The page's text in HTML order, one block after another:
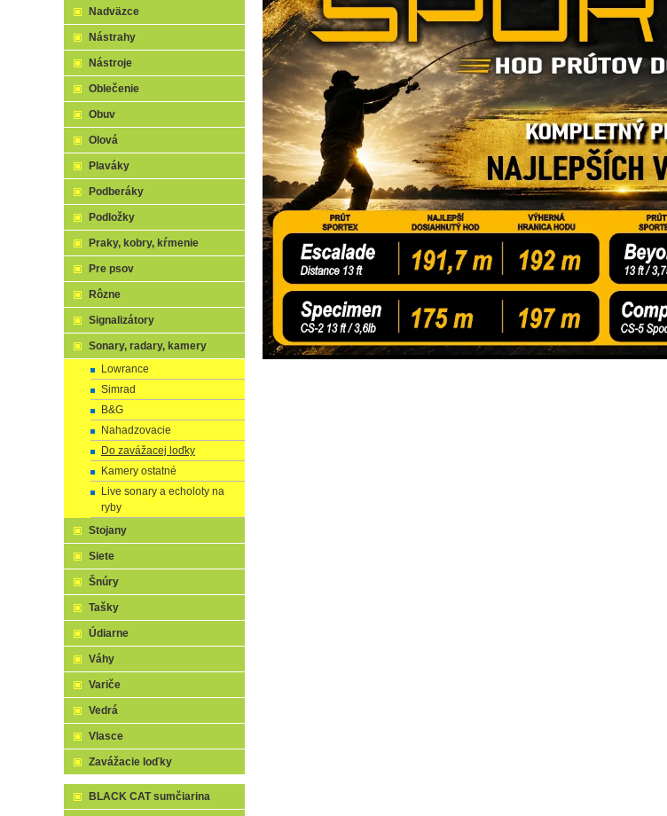
Nadväzce
Nástrahy
Nástroje
Oblečenie
Obuv
Olová
Plaváky
Podberáky
Podložky
Praky, kobry, kŕmenie
Pre psov
Rôzne
Signalizátory
Sonary, radary, kamery
Lowrance
Simrad
B&G
Nahadzovacie
Do zavážacej loďky
Kamery ostatné
Live sonary a echoloty na
ryby
Stojany
Siete
Šnúry
Tašky
Údiarne
Váhy
Variče
Vedrá
Vlasce
Zavážacie loďky
BLACK CAT sumčiarina